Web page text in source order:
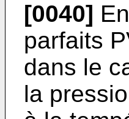
[0040]
parfaits
dans le
la